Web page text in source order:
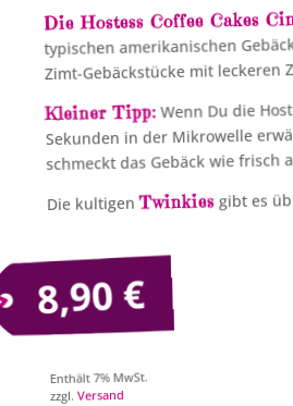
Die Hostess Coffee Cakes
typischen amerikanischen
Zimt-Gebäckstücke mit leckeren
Kleiner Tipp:Wenn Du die
Sekunden in der Mikrowelle
schmeckt das Gebäck wie frisch
Die kultigenTwinkiesgibt es
8,90€
Enthält 7% MwSt.
zzgl.Versand